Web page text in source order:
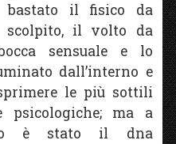
bastato il fisico da
scolpito, il volto da
sensuale e lo
dall’interno e
le più sottili
psicologiche; ma a
è stato il dna